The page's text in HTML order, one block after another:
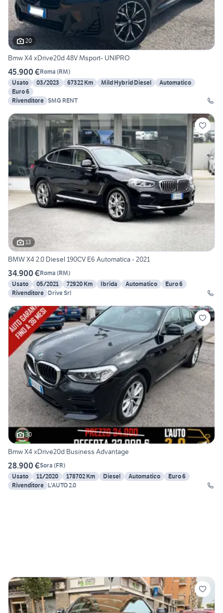
20
Bmw X4 xDrive20d 48V Msport- UNIPRO
45.900 €Roma (RM)
Usato
03/2023 67322 Km Mild Hybrid Diesel
Automatico
Euro 6
Rivenditore SMG RENT
13
BMW X4 2.0 Diesel 190CV E6 Automatica - 2021
34.900 €Roma (RM)
Usato
05/2021 72920 Km Ibrida Automatico
Euro 6
Rivenditore Drive Srl
30
Bmw X4 xDrive20d Business Advantage
28.900 €Sora (FR)
Usato
11/2020 178702 Km Diesel Automatico
Euro 6
Rivenditore L'AUTO 2.0